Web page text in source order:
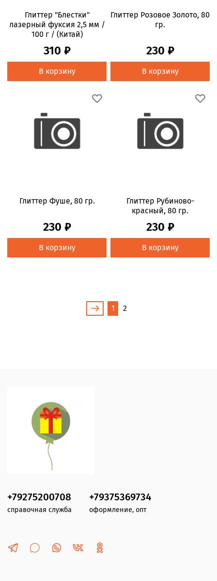
Глиттер "Блестки"
лазерный фуксия 2,5 мм /
100 г / (Китай)
310 ₽
В корзину
Глиттер Розовое Золото, 80
гр.
230 ₽
В корзину
Глиттер Фуше, 80 гр.
230 ₽
В корзину
Глиттер Рубиново-
красный, 80 гр.
230 ₽
В корзину
1 2
+79275200708
справочная служба
+79375369734
оформление, опт